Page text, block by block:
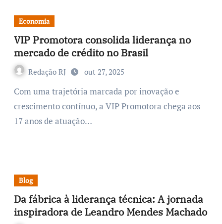
Economia
VIP Promotora consolida liderança no
mercado de crédito no Brasil
Redação RJ out 27, 2025
Com uma trajetória marcada por inovação e
crescimento contínuo, a VIP Promotora chega aos
17 anos de atuação…
Blog
Da fábrica à liderança técnica: A jornada
inspiradora de Leandro Mendes Machado